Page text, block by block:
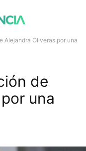
Alejandra Oliveras por una
de
una